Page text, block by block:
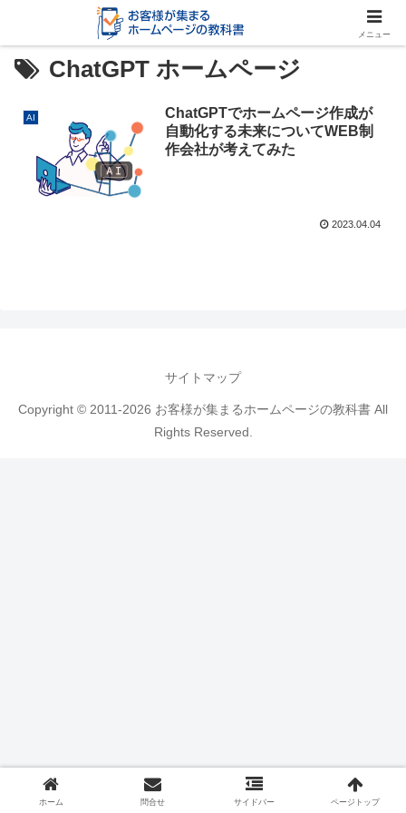
ChatGPT ホームページ
AI
ChatGPTでホームページ作成が
自動化する未来についてWEB制
作会社が考えてみた
2023.04.04
サイトマップ
Copyright © 2011-2026 お客様が集まるホームページの教科書 All
Rights Reserved.
メニュー
ホーム 問合せ サイドバー ページトップ